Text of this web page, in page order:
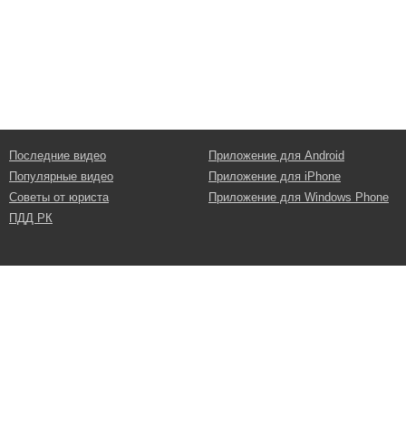
Последние видео
Популярные видео
Советы от юриста
ПДД РК
Приложение для Android
Приложение для iPhone
Приложение для Windows Phone